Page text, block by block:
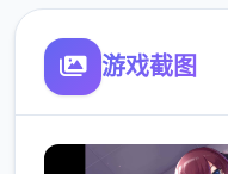
游戏截图